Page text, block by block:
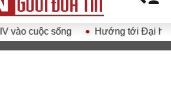
sống Hướng tới Đại hội đại